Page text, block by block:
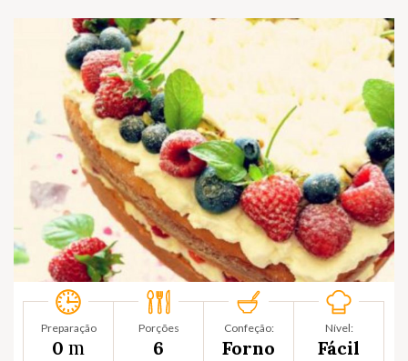
Preparação
0 m
Porções
6
Confeção:
Forno
Nível:
Fácil